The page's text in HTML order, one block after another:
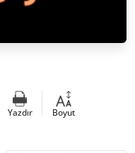
Yazdır Boyut